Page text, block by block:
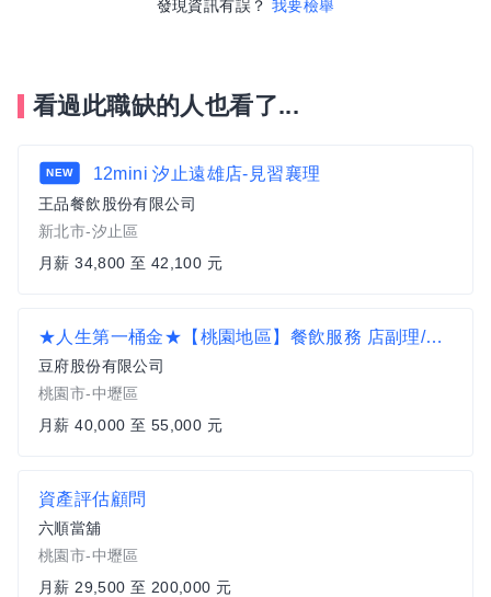
發現資訊有誤？ 我要檢舉
看過此職缺的人也看了...
NEW 12mini 汐止遠雄店-見習襄理
王品餐飲股份有限公司
新北市-汐止區
月薪 34,800 至 42,100 元
★人生第一桶金★【桃園地區】餐飲服務 店副理/店襄理
豆府股份有限公司
桃園市-中壢區
月薪 40,000 至 55,000 元
資產評估顧問
六順當舖
桃園市-中壢區
月薪 29,500 至 200,000 元